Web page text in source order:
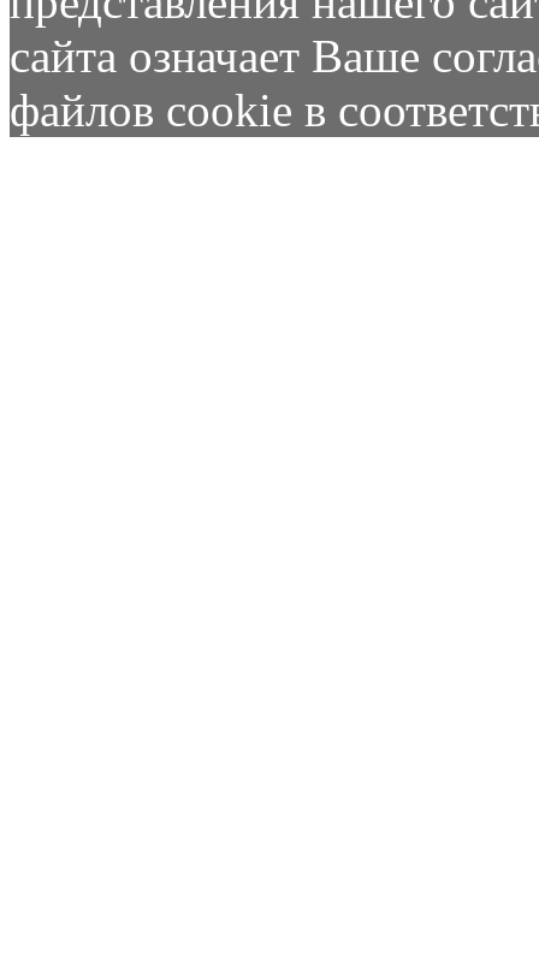
сайта означает Ваше
файлов cookie в